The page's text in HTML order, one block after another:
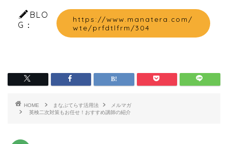
BLO
G：
https://www.manatera.com/
wte/prfdtlfrm/304
HOME まなぶてらす活用法
メルマガ
英検二次対策もお任せ！おすすめ講師の紹介